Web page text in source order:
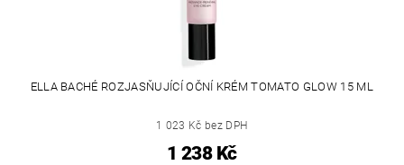
ELLA BACHÉ ROZJASŇUJÍCÍ OČNÍ KRÉM TOMATO GLOW 15 ML
1 023 Kč bez DPH
1 238 Kč